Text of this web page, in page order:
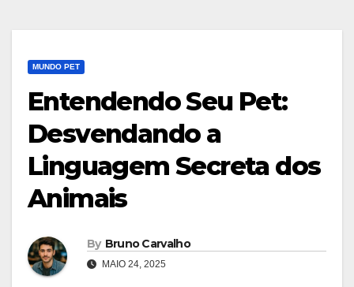
MUNDO PET
Entendendo Seu Pet:
Desvendando a
Linguagem Secreta dos
Animais
By Bruno Carvalho
MAIO 24, 2025